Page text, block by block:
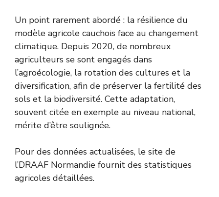
Un point rarement abordé : la résilience du
modèle agricole cauchois face au changement
climatique. Depuis 2020, de nombreux
agriculteurs se sont engagés dans
l’agroécologie, la rotation des cultures et la
diversification, afin de préserver la fertilité des
sols et la biodiversité. Cette adaptation,
souvent citée en exemple au niveau national,
mérite d’être soulignée.
Pour des données actualisées, le site de
l’DRAAF Normandie fournit des statistiques
agricoles détaillées.